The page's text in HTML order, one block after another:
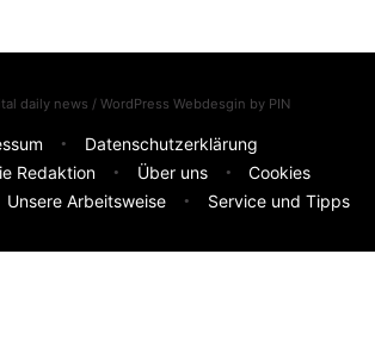
daily news / WordPress Webdesgin by PIN
Datenschutzerklärung
Redaktion
Über uns
Cookies
Unsere Arbeitsweise Service und Tipps